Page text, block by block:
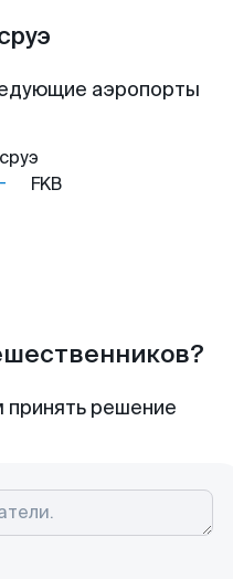
аэропорты
FKB
решение